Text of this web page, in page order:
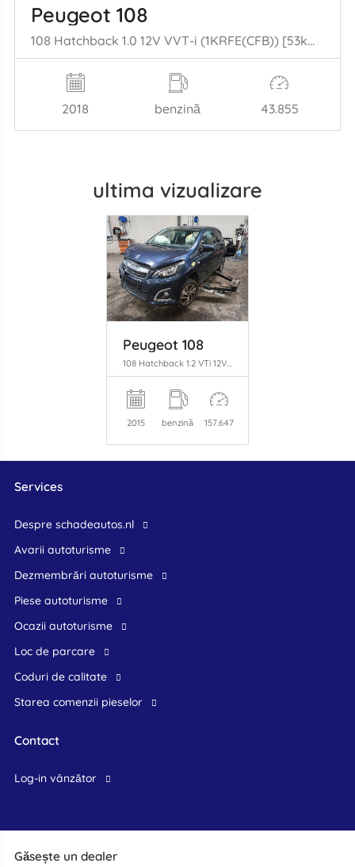
Peugeot 108
108 Hatchback 1.0 12V VVT-i (1KRFE(CFB)) [53kW] (05-2018/...)
2018 benzină 43.855
ultima vizualizare
Peugeot 108
2015 benzină 157.647
Găsește un dealer
Services
Despre schadeautos.nl
Avarii autoturisme
Dezmembrări autoturisme
Piese autoturisme
Ocazii autoturisme
Loc de parcare
Coduri de calitate
Starea comenzii pieselor
Contact
log-in vânzător